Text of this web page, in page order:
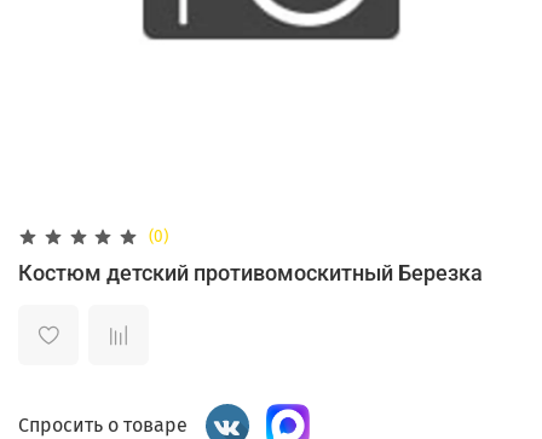
(0)
Костюм детский противомоскитный Березка
Спросить о товаре